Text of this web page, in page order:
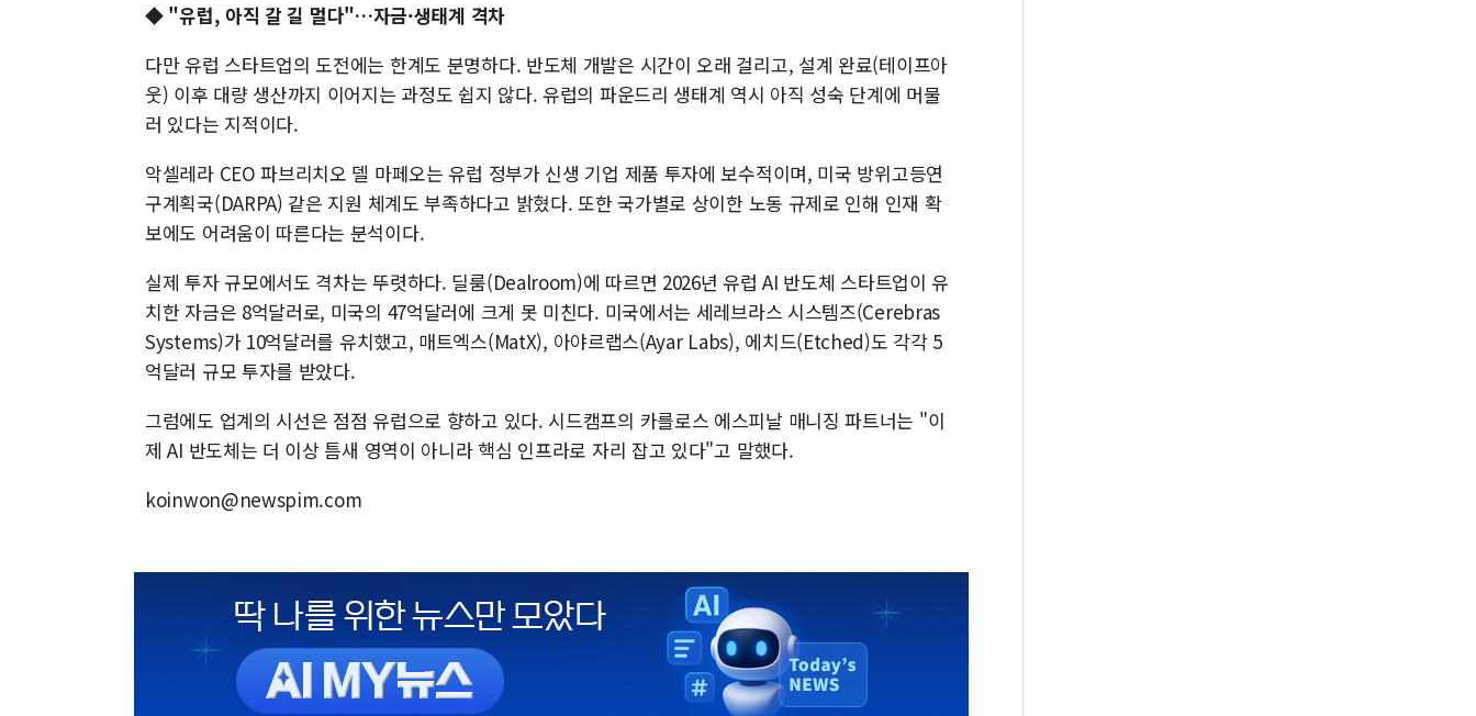
◆"유럽, 아직 갈 길 멀다"…자금·생태계 격차
다만 유럽 스타트업의 도전에는 한계도 분명하다. 반도체 개발은 시간이 오래 걸리고, 설계 완료(테이프아
웃) 이후 대량 생산까지 이어지는 과정도 쉽지 않다. 유럽의 파운드리 생태계 역시 아직 성숙 단계에 머물
러 있다는 지적이다.
악셀레라 CEO 파브리치오 델 마페오는 유럽 정부가 신생 기업 제품 투자에 보수적이며, 미국 방위고등연
구계획국(DARPA) 같은 지원 체계도 부족하다고 밝혔다. 또한 국가별로 상이한 노동 규제로 인해 인재 확
보에도 어려움이 따른다는 분석이다.
실제 투자 규모에서도 격차는 뚜렷하다. 딜룸(Dealroom)에 따르면 2026년 유럽 AI 반도체 스타트업이 유
치한 자금은 8억달러로, 미국의 47억달러에 크게 못 미친다. 미국에서는 세레브라스 시스템즈(Cerebras
Systems)가 10억달러를 유치했고, 매트엑스(MatX), 아야르랩스(Ayar Labs), 에치드(Etched)도 각각 5
억달러 규모 투자를 받았다.
그럼에도 업계의 시선은 점점 유럽으로 향하고 있다. 시드캠프의 카를로스 에스피날 매니징 파트너는 "이
제 AI 반도체는 더 이상 틈새 영역이 아니라 핵심 인프라로 자리 잡고 있다"고 말했다.
koinwon@newspim.com